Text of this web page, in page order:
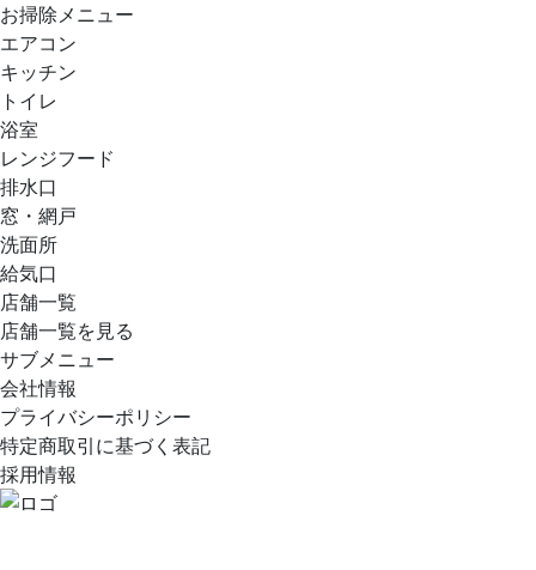
お掃除メニュー
エアコン
キッチン
トイレ
浴室
レンジフード
排水口
窓・網戸
洗面所
給気口
店舗一覧
店舗一覧を見る
サブメニュー
会社情報
プライバシーポリシー
特定商取引に基づく表記
採用情報